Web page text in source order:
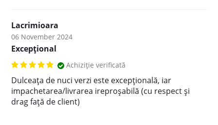
Lacrimioara
06 November 2024
Excepțional
Achiziție verificată
Dulceața de nuci verzi este excepțională, iar
impachetarea/livrarea ireproșabilă (cu respect și
drag față de client)